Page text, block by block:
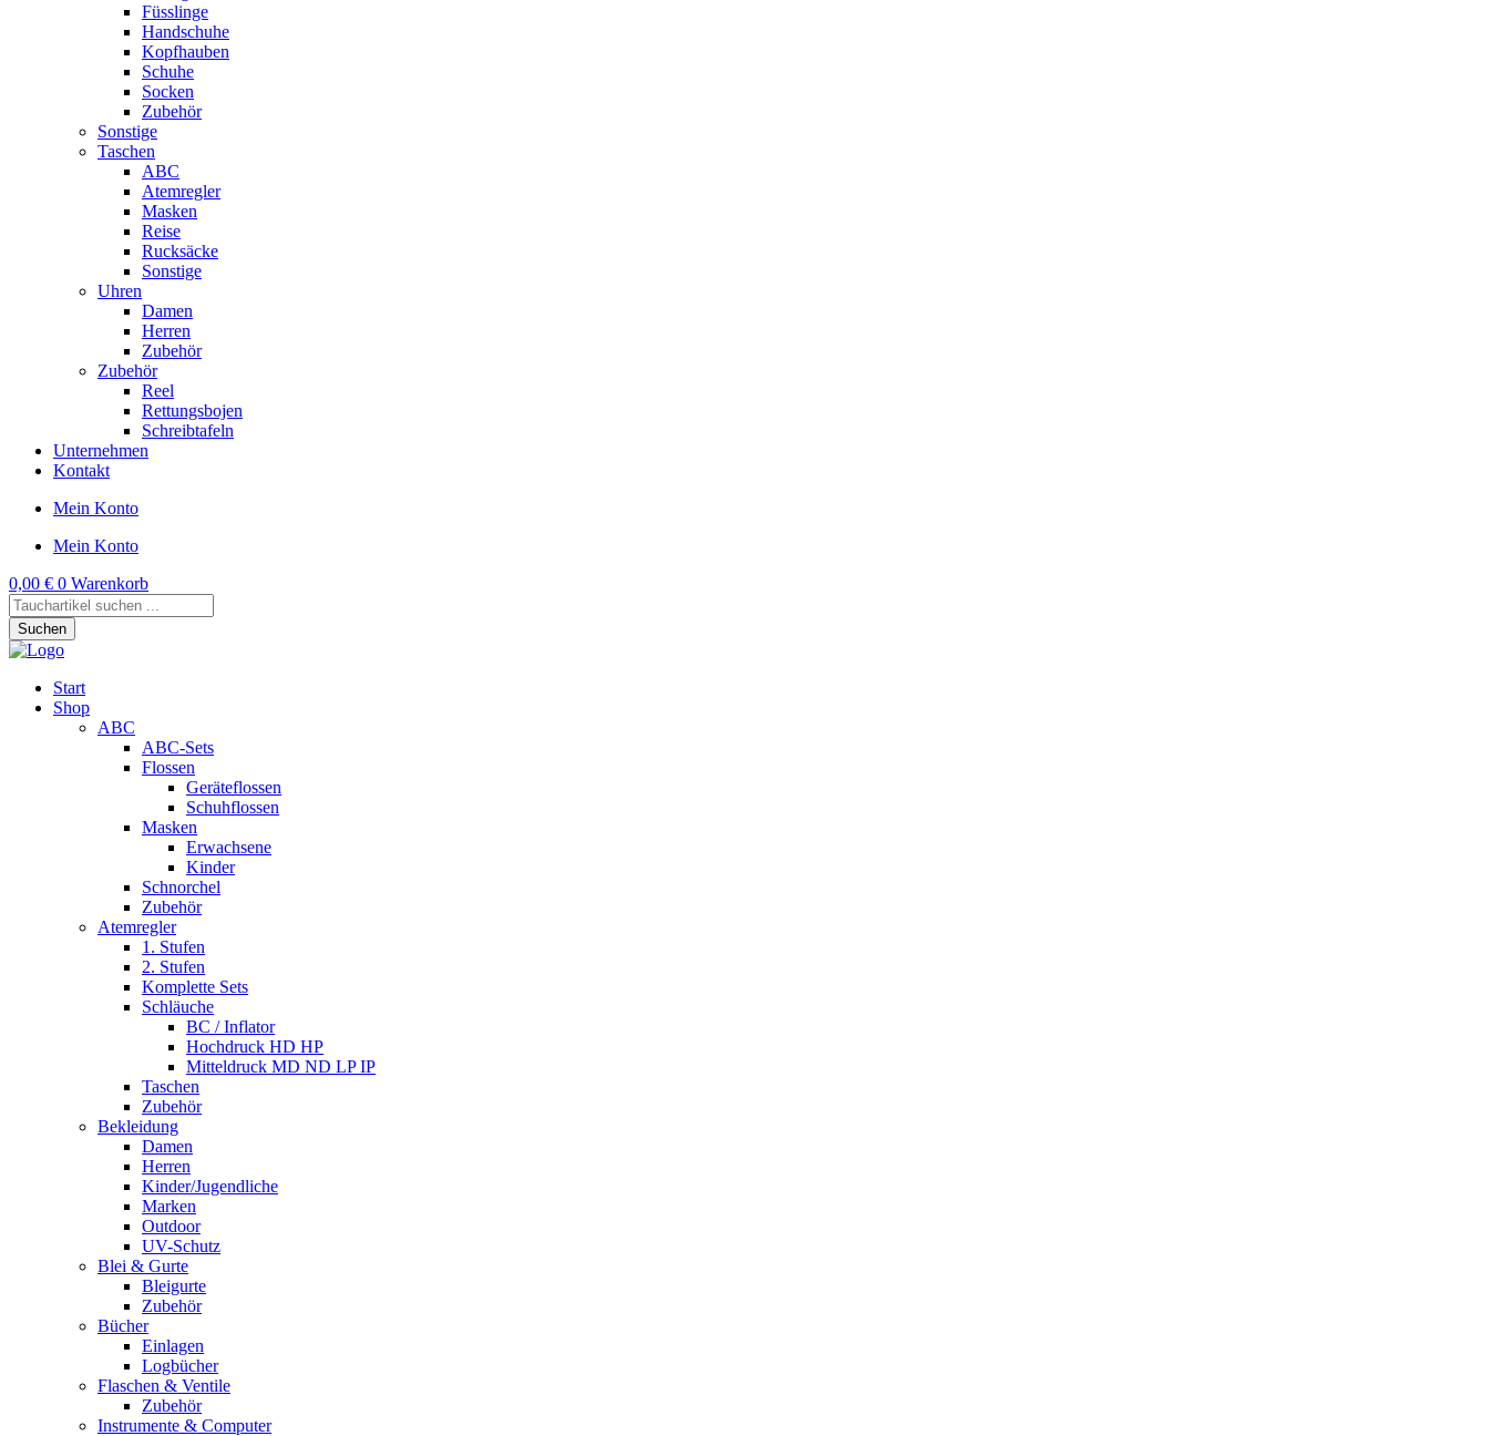
Füsslinge
Handschuhe
Kopfhauben
Schuhe
Socken
Zubehör
Sonstige
Taschen
ABC
Atemregler
Masken
Reise
Rucksäcke
Sonstige
Uhren
Damen
Herren
Zubehör
Zubehör
Reel
Rettungsbojen
Schreibtafeln
Unternehmen
Kontakt
Mein Konto
Mein Konto
0,00 € 0 Warenkorb
Products
search
Suchen
Start
Shop
ABC
ABC-Sets
Flossen
Geräteflossen
Schuhflossen
Masken
Erwachsene
Kinder
Schnorchel
Zubehör
Atemregler
1. Stufen
2. Stufen
Komplette Sets
Schläuche
BC / Inflator
Hochdruck HD HP
Mitteldruck MD ND LP IP
Taschen
Zubehör
Bekleidung
Damen
Herren
Kinder/Jugendliche
Marken
Outdoor
UV-Schutz
Blei & Gurte
Bleigurte
Zubehör
Bücher
Einlagen
Logbücher
Flaschen & Ventile
Zubehör
Instrumente & Computer